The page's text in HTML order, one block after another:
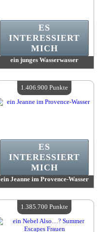
ein junges Wasserwasser
Verfügbare Menge:4
ES
INTERESSIERT
MICH
ein Jeanne im Provence-Wasser
Verfügbare Menge:4
ES
INTERESSIERT
MICH
1.406.900 Punkte
1.385.700 Punkte